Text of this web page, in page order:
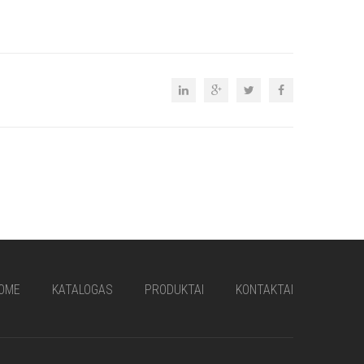
KATALOGAS PRODUKTAI KONTAKTAI